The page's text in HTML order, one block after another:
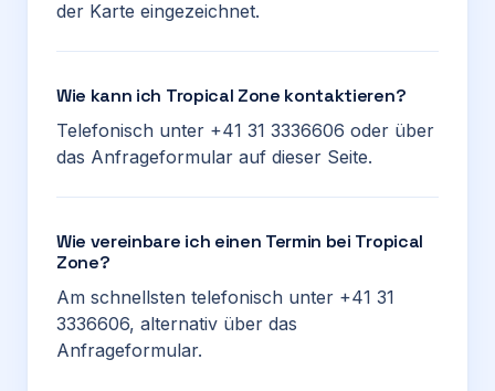
der Karte eingezeichnet.
Wie kann ich Tropical Zone kontaktieren?
Telefonisch unter +41 31 3336606 oder über
das Anfrageformular auf dieser Seite.
Wie vereinbare ich einen Termin bei Tropical
Zone?
Am schnellsten telefonisch unter +41 31
3336606, alternativ über das
Anfrageformular.